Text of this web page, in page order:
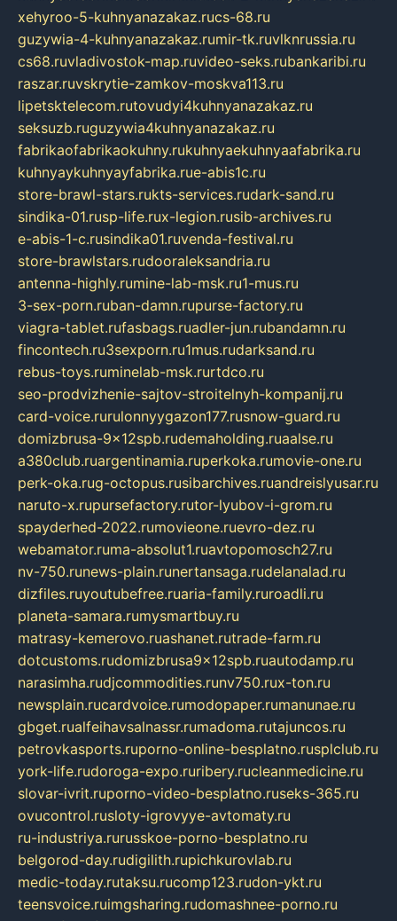
xehyroo-5-kuhnyanazakaz.rucs-68.ru
guzywia-4-kuhnyanazakaz.rumir-tk.ruvlknrussia.ru
cs68.ruvladivostok-map.ruvideo-seks.rubankaribi.ru
raszar.ruvskrytie-zamkov-moskva113.ru
lipetsktelecom.rutovudyi4kuhnyanazakaz.ru
seksuzb.ruguzywia4kuhnyanazakaz.ru
fabrikaofabrikaokuhny.rukuhnyaekuhnyaafabrika.ru
kuhnyaykuhnyayfabrika.rue-abis1c.ru
store-brawl-stars.rukts-services.rudark-sand.ru
sindika-01.rusp-life.rux-legion.rusib-archives.ru
e-abis-1-c.rusindika01.ruvenda-festival.ru
store-brawlstars.rudooraleksandria.ru
antenna-highly.rumine-lab-msk.ru1-mus.ru
3-sex-porn.ruban-damn.rupurse-factory.ru
viagra-tablet.rufasbags.ruadler-jun.rubandamn.ru
fincontech.ru3sexporn.ru1mus.rudarksand.ru
rebus-toys.ruminelab-msk.rurtdco.ru
seo-prodvizhenie-sajtov-stroitelnyh-kompanij.ru
card-voice.rurulonnyygazon177.rusnow-guard.ru
domizbrusa-9x12spb.rudemaholding.ruaalse.ru
a380club.ruargentinamia.ruperkoka.rumovie-one.ru
perk-oka.rug-octopus.rusibarchives.ruandreislyusar.ru
naruto-x.rupursefactory.rutor-lyubov-i-grom.ru
spayderhed-2022.rumovieone.ruevro-dez.ru
webamator.ruma-absolut1.ruavtopomosch27.ru
nv-750.runews-plain.runertansaga.rudelanalad.ru
dizfiles.ruyoutubefree.ruaria-family.ruroadli.ru
planeta-samara.rumysmartbuy.ru
matrasy-kemerovo.ruashanet.rutrade-farm.ru
dotcustoms.rudomizbrusa9x12spb.ruautodamp.ru
narasimha.rudjcommodities.runv750.rux-ton.ru
newsplain.rucardvoice.rumodopaper.rumanunae.ru
gbget.rualfeihavsalnassr.rumadoma.rutajuncos.ru
petrovkasports.ruporno-online-besplatno.rusplclub.ru
york-life.rudoroga-expo.ruribery.rucleanmedicine.ru
slovar-ivrit.ruporno-video-besplatno.ruseks-365.ru
ovucontrol.rusloty-igrovyye-avtomaty.ru
ru-industriya.rurusskoe-porno-besplatno.ru
belgorod-day.rudigilith.rupichkurovlab.ru
medic-today.rutaksu.rucomp123.rudon-ykt.ru
teensvoice.ruimgsharing.rudomashnee-porno.ru